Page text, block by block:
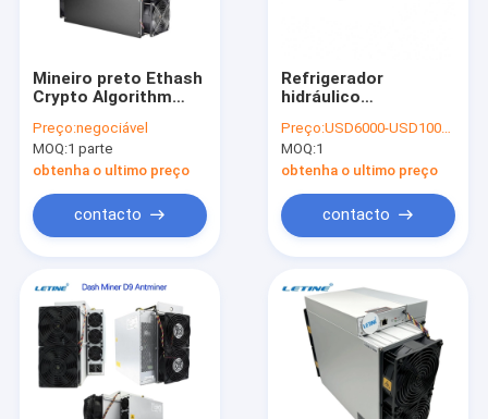
Mineiro preto Ethash
Crypto Algorithm
2100MH/S ETH etc.
Asic a maioria de
Asics rentável
Preço:negociável
MOQ:1 parte
obtenha o ultimo preço
contacto
Refrigerador
hidráulico
360t 390t Bitcoin
Miner 18.5j/T
Refrigerador de água
Asic Miner
Preço:USD6000-USD10000 negotiable
MOQ:1
obtenha o ultimo preço
contacto